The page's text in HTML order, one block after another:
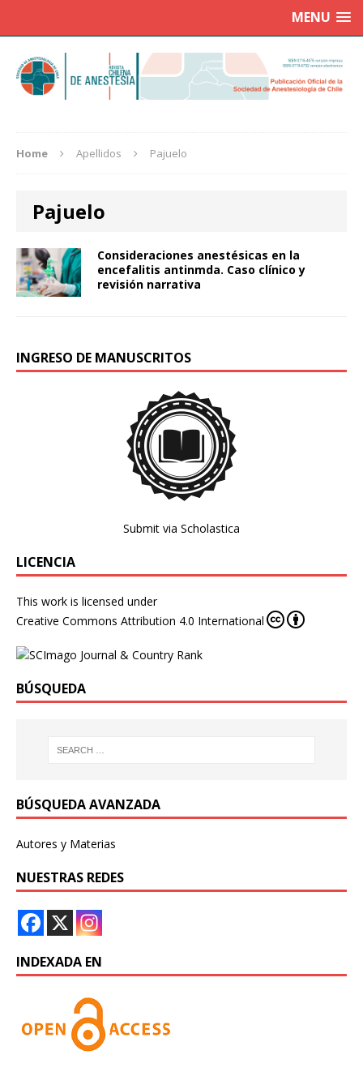
MENU
Home Apellidos Pajuelo
Pajuelo
Consideraciones anestésicas en la
encefalitis antinmda. Caso clínico y
revisión narrativa
INGRESO DE MANUSCRITOS
Submit via Scholastica
LICENCIA
This work is licensed under
Creative Commons Attribution 4.0 International
BÚSQUEDA
BÚSQUEDA AVANZADA
Autores y Materias
NUESTRAS REDES
INDEXADA EN